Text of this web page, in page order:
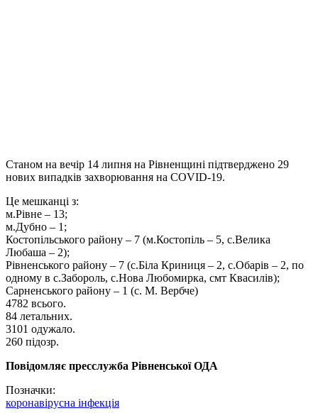
Станом на вечір 14 липня на Рівненщині підтверджено 29
нових випадків захворювання на COVID-19.
Це мешканці з:
м.Рівне – 13;
м.Дубно – 1;
Костопільського району – 7 (м.Костопіль – 5, с.Велика
Любаша – 2);
Рівненського району – 7 (с.Біла Криниця – 2, с.Обарів – 2, по
одному в с.Забороль, с.Нова Любомирка, смт Квасилів);
Сарненського району – 1 (с. М. Вербче)
4782 всього.
84 летальних.
3101 одужало.
260 підозр.
Повідомляє пресслужба Рівненської ОДА
Позначки:
коронавірусна інфекція